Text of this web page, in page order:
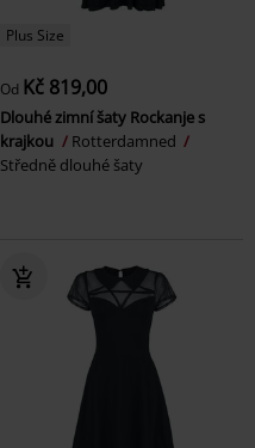
Plus Size
Od Kč 819,00
Dlouhé zimní šaty Rockanje s
krajkou
Rotterdamned
Středně dlouhé šaty